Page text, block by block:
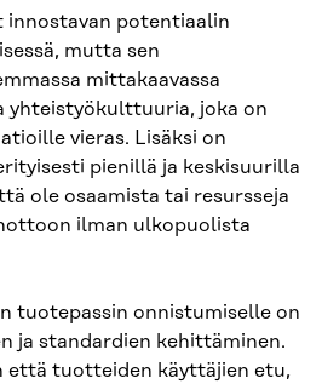
potentiaalin
mutta sen
mittakaavassa
yhteistyökulttuuria, joka on
vieras. Lisäksi on
pienillä ja keskisuurilla
ole osaamista tai resursseja
ilman ulkopuolista
tuotepassin onnistumiselle on
ja standardien kehittäminen.
että tuotteiden käyttäjien etu,